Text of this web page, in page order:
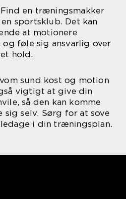
en træningsmakker
sportsklub. Det kan
at motionere
og føle sig ansvarlig over
hold.
sund kost og motion
vigtigt at give din
så den kan komme
selv. Sørg for at sove
i din træningsplan.